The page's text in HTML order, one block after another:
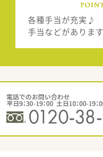
各種手当が充実♪
手当などがあります